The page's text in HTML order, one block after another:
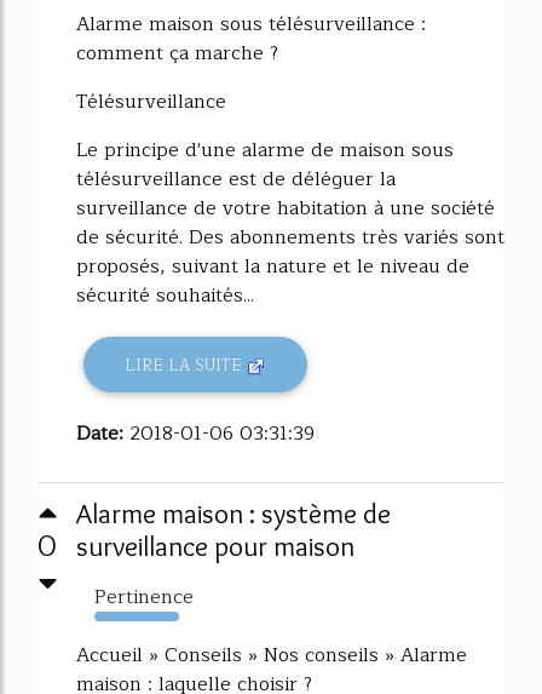
Alarme maison sous télésurveillance :
comment ça marche ?
Télésurveillance
Le principe d'une alarme de maison sous
télésurveillance est de déléguer la
surveillance de votre habitation à une société
de sécurité. Des abonnements très variés sont
proposés, suivant la nature et le niveau de
sécurité souhaités...
LIRE LA SUITE
Date: 2018-01-06 03:31:39
0
Alarme maison : système de
surveillance pour maison
Pertinence
10968%
Accueil » Conseils » Nos conseils » Alarme
maison : laquelle choisir ?